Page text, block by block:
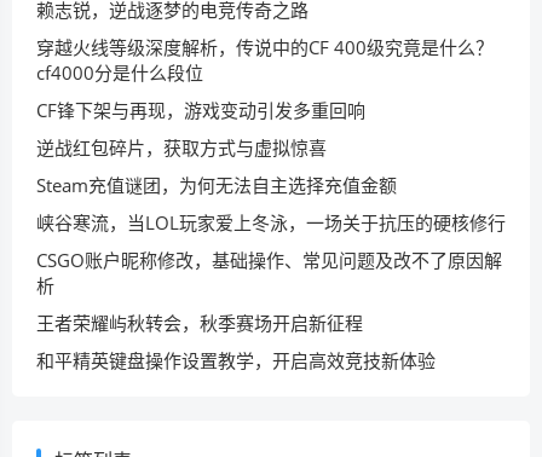
赖志锐，逆战逐梦的电竞传奇之路
穿越火线等级深度解析，传说中的CF 400级究竟是什么？
cf4000分是什么段位
CF锋下架与再现，游戏变动引发多重回响
逆战红包碎片，获取方式与虚拟惊喜
Steam充值谜团，为何无法自主选择充值金额
峡谷寒流，当LOL玩家爱上冬泳，一场关于抗压的硬核修行
CSGO账户昵称修改，基础操作、常见问题及改不了原因解
析
王者荣耀屿秋转会，秋季赛场开启新征程
和平精英键盘操作设置教学，开启高效竞技新体验